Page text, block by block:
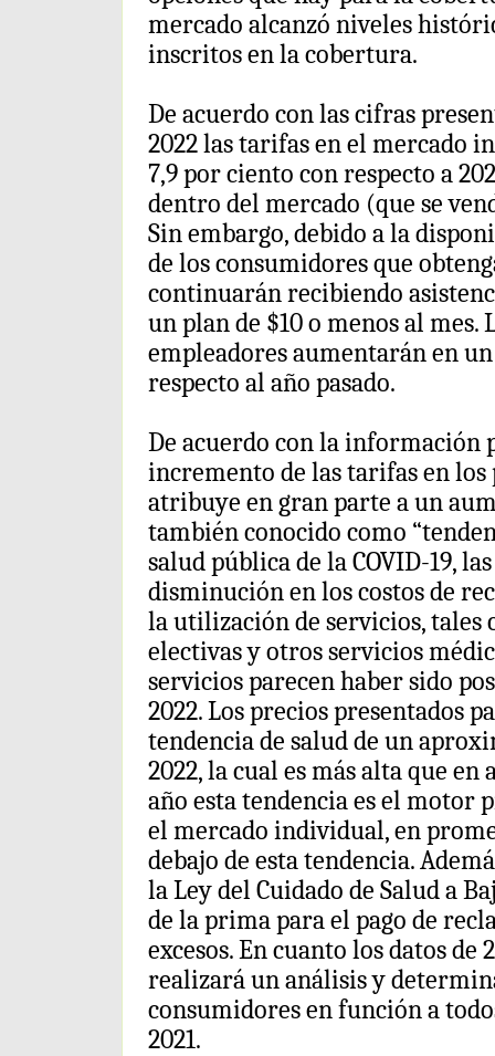
mercado alcanzó niveles
inscritos en la cobertura.
De acuerdo con las cifras
2022 las tarifas en el mercado
7,9 por ciento con respecto a
dentro del mercado (que se
Sin embargo, debido a la
de los consumidores que
continuarán recibiendo
un plan de $10 o menos al mes.
empleadores aumentarán en
respecto al año pasado.
De acuerdo con la información
incremento de las tarifas en
atribuye en gran parte a un
también conocido como
salud pública de la COVID-19,
disminución en los costos de
la utilización de servicios, tales
electivas y otros servicios
servicios parecen haber sido
2022. Los precios presentados
tendencia de salud de un
2022, la cual es más alta que
año esta tendencia es el motor
el mercado individual, en
debajo de esta tendencia.
la Ley del Cuidado de Salud a
de la prima para el pago de
excesos. En cuanto los datos
realizará un análisis y
consumidores en función a
2021.